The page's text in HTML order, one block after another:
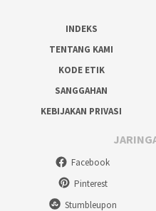
INDEKS
TENTANG KAMI
KODE ETIK
SANGGAHAN
KEBIJAKAN PRIVASI
Facebook
Pinterest
Stumbleupon